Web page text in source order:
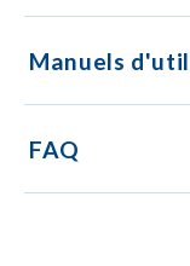
Manuels
FAQ